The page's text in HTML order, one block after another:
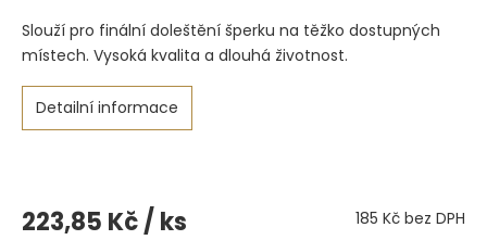
223,85 Kč/ ks 185 Kč bez DPH
Slouží pro finální doleštění šperku na těžko dostupných
místech. Vysoká kvalita a dlouhá životnost.
Detailní informace